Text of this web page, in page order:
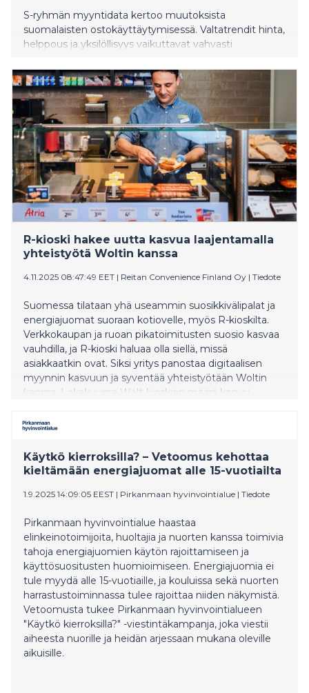
S-ryhmän myyntidata kertoo muutoksista
suomalaisten ostokäyttäytymisessä. Valtatrendit hinta,
helppous ja yksilöllisyys vaikuttavat vahvasti
Ravitsemussuositukset ja toisaalta myös jauhelihan
saatavuushaasteet ovat vaikuttaneet suomalaisten
ostoskorien sisältöön kuluneen vuoden aikana.
R-kioski hakee uutta kasvua laajentamalla
yhteistyötä Woltin kanssa
4.11.2025 08:47:49 EET | Reitan Convenience Finland Oy | Tiedote
Suomessa tilataan yhä useammin suosikkivälipalat ja
energiajuomat suoraan kotiovelle, myös R-kioskilta.
Verkkokaupan ja ruoan pikatoimitusten suosio kasvaa
vauhdilla, ja R-kioski haluaa olla siellä, missä
asiakkaatkin ovat. Siksi yritys panostaa digitaalisen
myynnin kasvuun ja syventää yhteistyötään Woltin
kanssa. Lokakuussa Wolt-kioskien määrä kasvoi
Nyt R-kioski löytyy Woltista jo 135 toimipisteen voimin
Käytkö kierroksilla? – Vetoomus kehottaa
kieltämään energiajuomat alle 15-vuotiailta
1.9.2025 14:09:05 EEST | Pirkanmaan hyvinvointialue | Tiedote
Pirkanmaan hyvinvointialue haastaa
elinkeinotoimijoita, huoltajia ja nuorten kanssa toimivia
tahoja energiajuomien käytön rajoittamiseen ja
käyttösuositusten huomioimiseen. Energiajuomia ei
tule myydä alle 15-vuotiaille, ja kouluissa sekä nuorten
harrastustoiminnassa tulee rajoittaa niiden näkymistä.
Vetoomusta tukee Pirkanmaan hyvinvointialueen
"Käytkö kierroksilla?" -viestintäkampanja, joka viestii
aiheesta nuorille ja heidän arjessaan mukana oleville
aikuisille.